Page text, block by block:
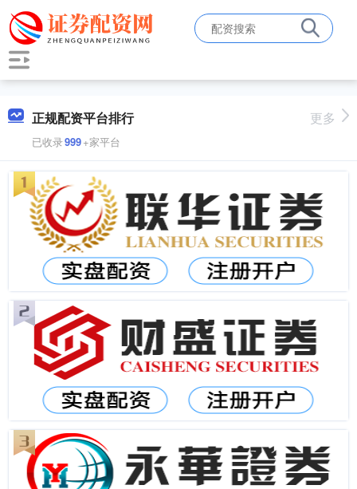
正规配资平台排行
已收录999+家平台
更多